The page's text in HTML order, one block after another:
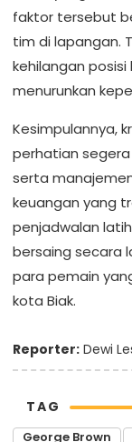
faktor tersebut
tim di lapangan.
kehilangan
menurunkan
Kesimpulannya,
perhatian
serta
keuangan yang
penjadwalan
bersaing secara
para pemain
kota Biak.
Reporter: Dewi
TAG
George Brown